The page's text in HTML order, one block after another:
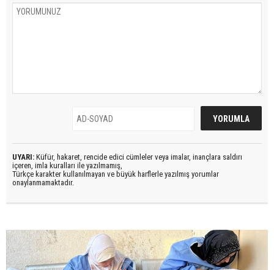
UYARI: Küfür, hakaret, rencide edici cümleler veya imalar, inançlara saldırı
içeren, imla kuralları ile yazılmamış,
Türkçe karakter kullanılmayan ve büyük harflerle yazılmış yorumlar
onaylanmamaktadır.